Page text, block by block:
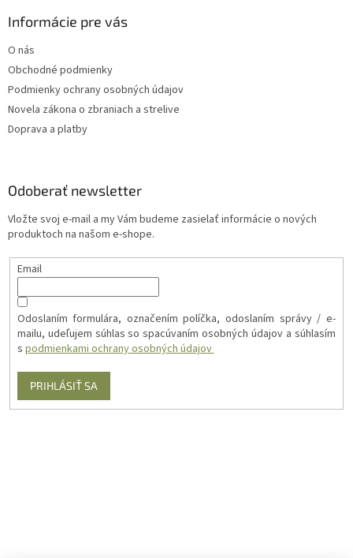
Informácie pre vás
O nás
Obchodné podmienky
Podmienky ochrany osobných údajov
Novela zákona o zbraniach a strelive
Doprava a platby
Odoberať newsletter
Vložte svoj e-mail a my Vám budeme zasielať informácie o nových
produktoch na našom e-shope.
Email
Odoslaním formulára, označením políčka, odoslaním správy / e-
mailu, udeľujem súhlas so spacúvaním osobných údajov a súhlasím
s podmienkami ochrany osobných údajov
PRIHLÁSIŤ SA